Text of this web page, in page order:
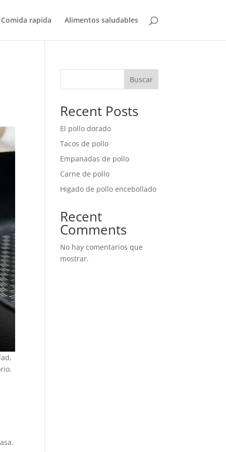
Comida rapida Alimentos saludables
Buscar
Recent Posts
El pollo dorado
Tacos de pollo
Empanadas de pollo
Carne de pollo
Higado de pollo encebollado
Recent
Comments
No hay comentarios que
mostrar.